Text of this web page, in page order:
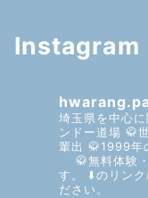
Instagram
埼玉県を中心
ンドー道場 🥋
輩出 🥋1999年
🥋無料体験
す。
⬇️のリン
ださい。